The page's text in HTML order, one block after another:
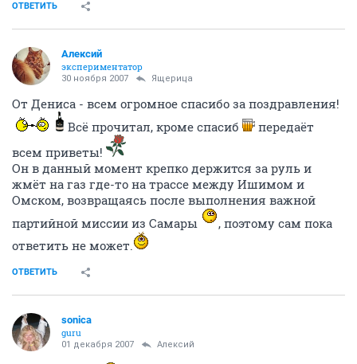
ОТВЕТИТЬ
Алексий
экспериментатор
30 ноября 2007 Ящерица
От Дениса - всем огромное спасибо за поздравления!
Всё прочитал, кроме спасиб
передаёт
всем приветы!
Он в данный момент крепко держится за руль и
жмёт на газ где-то на трассе между Ишимом и
Омском, возвращаясь после выполнения важной
партийной миссии из Самары
, поэтому сам пока
ответить не может.
ОТВЕТИТЬ
sonica
guru
01 декабря 2007 Алексий